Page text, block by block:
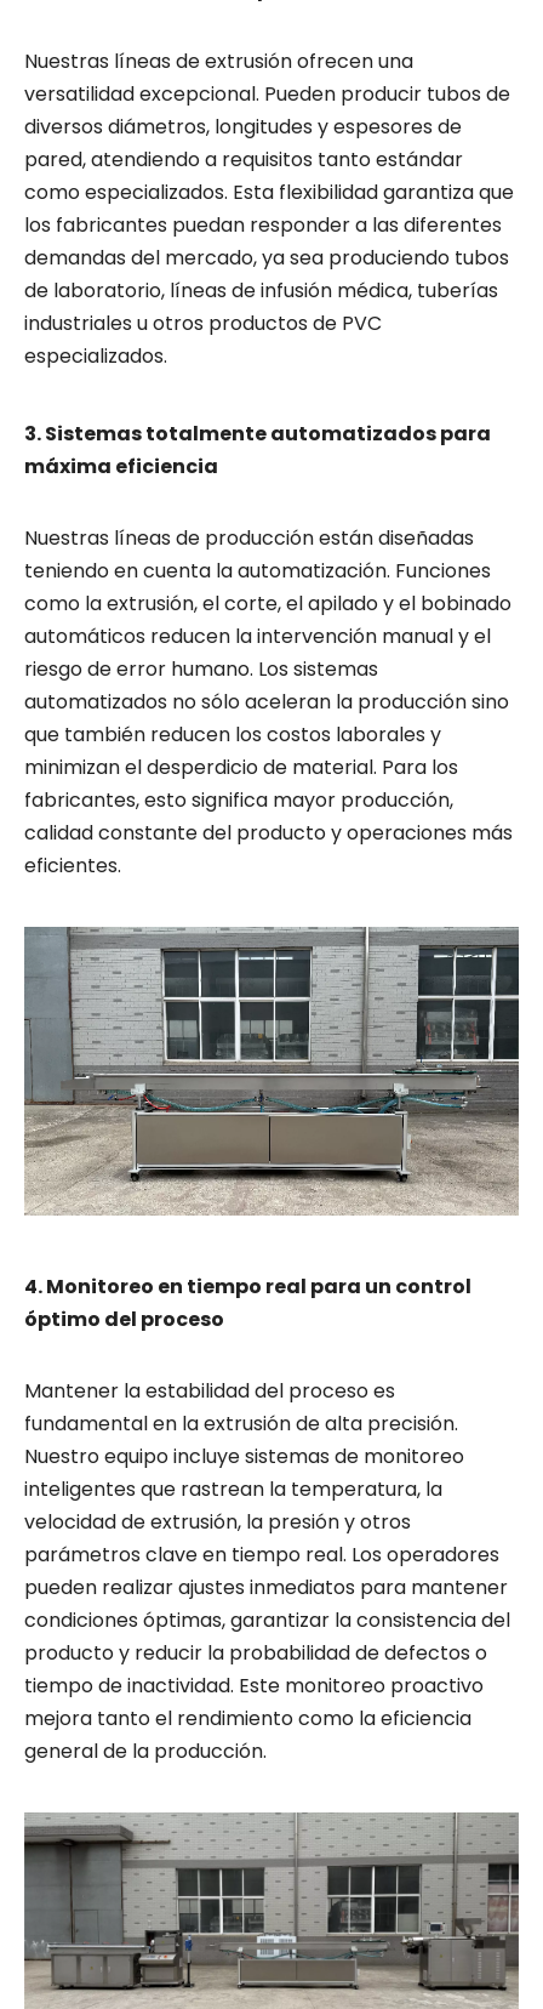
Nuestras líneas de extrusión ofrecen una
versatilidad excepcional. Pueden producir tubos de
diversos diámetros, longitudes y espesores de
pared, atendiendo a requisitos tanto estándar
como especializados. Esta flexibilidad garantiza que
los fabricantes puedan responder a las diferentes
demandas del mercado, ya sea produciendo tubos
de laboratorio, líneas de infusión médica, tuberías
industriales u otros productos de PVC
especializados.
3. Sistemas totalmente automatizados para
máxima eficiencia
Nuestras líneas de producción están diseñadas
teniendo en cuenta la automatización. Funciones
como la extrusión, el corte, el apilado y el bobinado
automáticos reducen la intervención manual y el
riesgo de error humano. Los sistemas
automatizados no sólo aceleran la producción sino
que también reducen los costos laborales y
minimizan el desperdicio de material. Para los
fabricantes, esto significa mayor producción,
calidad constante del producto y operaciones más
eficientes.
4. Monitoreo en tiempo real para un control
óptimo del proceso
Mantener la estabilidad del proceso es
fundamental en la extrusión de alta precisión.
Nuestro equipo incluye sistemas de monitoreo
inteligentes que rastrean la temperatura, la
velocidad de extrusión, la presión y otros
parámetros clave en tiempo real. Los operadores
pueden realizar ajustes inmediatos para mantener
condiciones óptimas, garantizar la consistencia del
producto y reducir la probabilidad de defectos o
tiempo de inactividad. Este monitoreo proactivo
mejora tanto el rendimiento como la eficiencia
general de la producción.